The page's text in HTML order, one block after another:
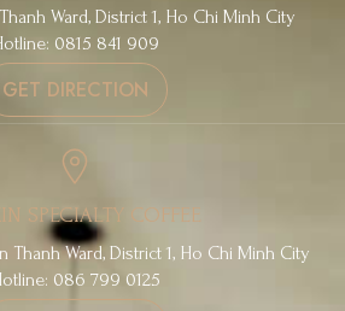
Ward, District 1, Ho Chi Minh City
0815 841 909
GET DIRECTION
SPECIALTY COFFEE
Thanh Ward, District 1, Ho Chi Minh City
086 799 0125